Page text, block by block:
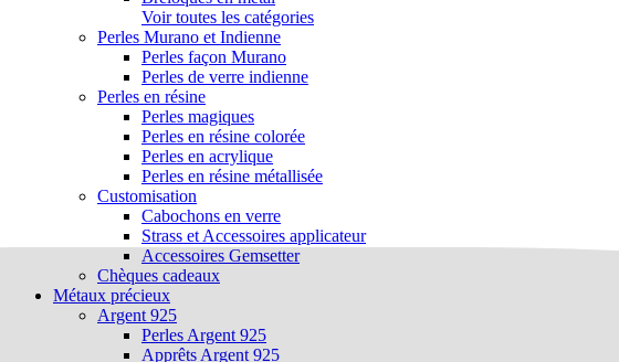
Voir toutes les catégories
Perles Murano et Indienne
Perles façon Murano
Perles de verre indienne
Perles en résine
Perles magiques
Perles en résine colorée
Perles en acrylique
Perles en résine métallisée
Customisation
Cabochons en verre
Strass et Accessoires applicateur
Accessoires Gemsetter
Chèques cadeaux
Métaux précieux
Argent 925
Perles Argent 925
Apprêts Argent 925